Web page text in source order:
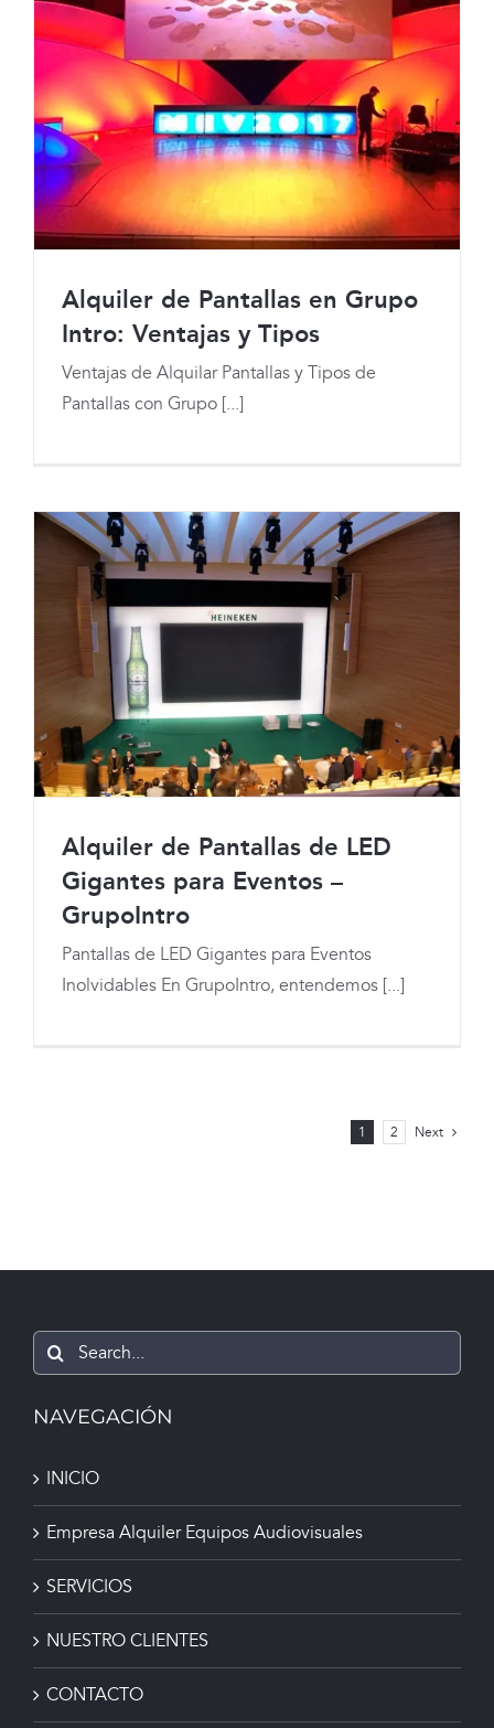
Alquiler de Pantallas en Grupo Intro:
Ventajas y Tipos
Alquiler de Pantallas en Grupo
Intro: Ventajas y Tipos
Ventajas de Alquilar Pantallas y Tipos de
Pantallas con Grupo [...]
Alquiler de Pantallas de LED Gigantes
para Eventos – GrupoIntro
Alquiler de Pantallas de LED
Gigantes para Eventos –
GrupoIntro
Pantallas de LED Gigantes para Eventos
Inolvidables En GrupoIntro, entendemos [...]
1 2 Next
Search
for:
NAVEGACIÓN
INICIO
Empresa Alquiler Equipos Audiovisuales
SERVICIOS
NUESTRO CLIENTES
CONTACTO